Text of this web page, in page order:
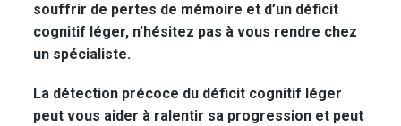
souffrir de pertes de mémoire et d’un déficit
cognitif léger, n’hésitez pas à vous rendre chez
un spécialiste.
La détection précoce du déficit cognitif léger
peut vous aider à ralentir sa progression et peut